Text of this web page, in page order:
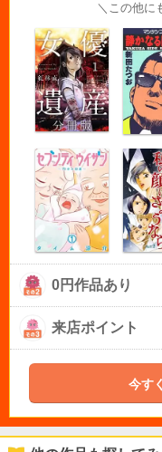
＼この他に
0円作品あり
来店ポイント
今す